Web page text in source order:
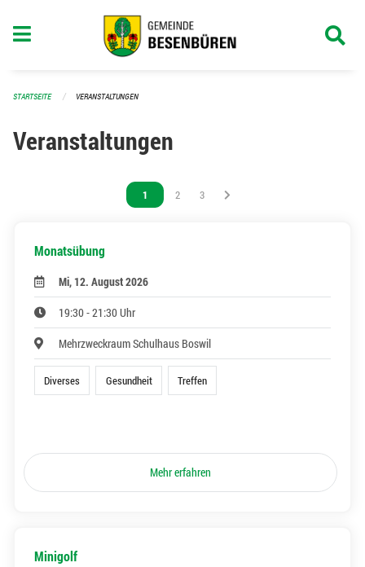
STARTSEITE VERANSTALTUNGEN
Veranstaltungen
Vous êtes sur la page
1 Vous êtes sur la page
2 Vous êtes sur la page
3
Monatsübung
Mi, 12. August 2026
19:30 - 21:30 Uhr
Mehrzweckraum Schulhaus Boswil
Diverses Gesundheit Treffen
Mehr erfahren
Minigolf